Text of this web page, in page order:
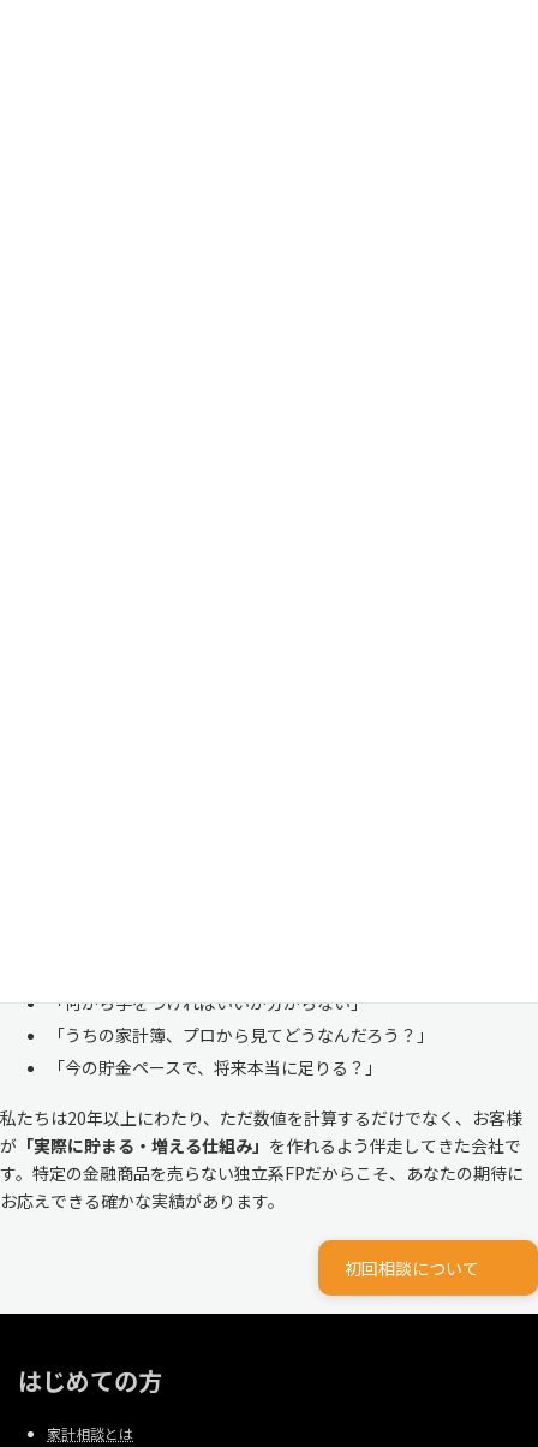
「何から手をつければいいか分からない」
「うちの家計簿、プロから見てどうなんだろう？」
「今の貯金ペースで、将来本当に足りる？」
私たちは20年以上にわたり、ただ数値を計算するだけでなく、お客様
が 「実際に貯まる・増える仕組み」 を作れるよう伴走してきた会社で
す。特定の金融商品を売らない独立系FPだからこそ、あなたの期待に
お応えできる確かな実績があります。
初回相談について
はじめての方
家計相談とは